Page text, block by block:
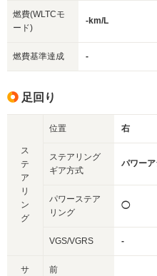
燃費(WLTCモ
ード)
-km/L
燃費基準達成 -
足回り
ス
テ
ア
リ
ン
グ
位置 右
ステアリング
ギア方式
パワー
パワーステア
リング
◯
VGS/VGRS -
サ
前